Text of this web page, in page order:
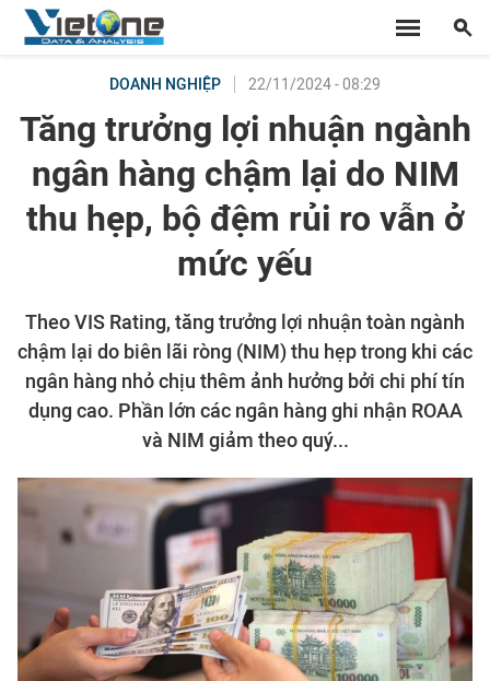
DOANH NGHIỆP 22/11/2024 - 08:29
Tăng trưởng lợi nhuận ngành
ngân hàng chậm lại do NIM
thu hẹp, bộ đệm rủi ro vẫn ở
mức yếu
Theo VIS Rating, tăng trưởng lợi nhuận toàn ngành
chậm lại do biên lãi ròng (NIM) thu hẹp trong khi các
ngân hàng nhỏ chịu thêm ảnh hưởng bởi chi phí tín
dụng cao. Phần lớn các ngân hàng ghi nhận ROAA
và NIM giảm theo quý...